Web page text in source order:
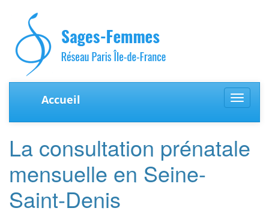
Toggle
Accueil
La consultation prénatale
mensuelle en Seine-
Saint-Denis